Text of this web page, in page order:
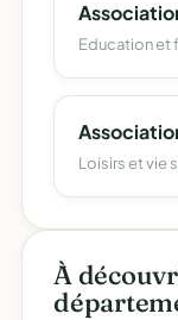
Education et
Loisirs et vie
À